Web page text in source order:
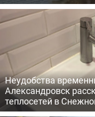
Неудобства
Александровск
теплосетей в